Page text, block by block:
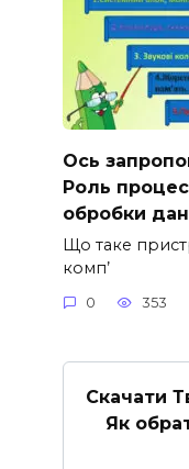
Ось
Роль
обробки
Що таке
комп’
0 353
Скачати
Як